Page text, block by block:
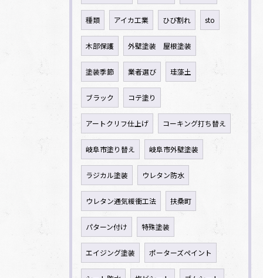
種類 アイカ工業 ひび割れ sto
木部保護 外壁塗装 屋根塗装
塗装季節 業者選び 珪藻土
ブラック コテ塗り
アートクリフ仕上げ コーキング打ち替え
岐阜市塗り替え 岐阜市外壁塗装
ラジカル塗装 ウレタン防水
ウレタン通気緩衝工法 扶桑町
パターン付け 特殊塗装
エイジング塗装 ポーターズペイント